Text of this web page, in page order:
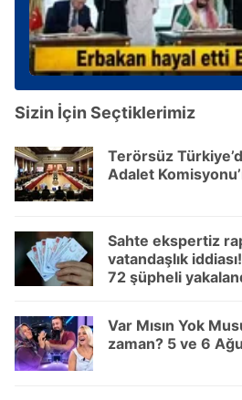
Sizin İçin Seçtiklerimiz
Terörsüz
Adalet
Sahte ekspertiz
vatandaşlık
72 şüpheli
Var Mısın Yok
zaman? 5 ve 6